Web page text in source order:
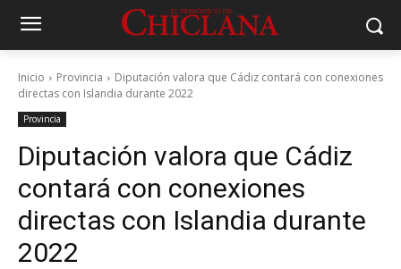
Inicio Provincia
Diputación valora que Cádiz contará con conexiones
directas con Islandia durante 2022
Provincia
Diputación valora que Cádiz
contará con conexiones
directas con Islandia durante
2022